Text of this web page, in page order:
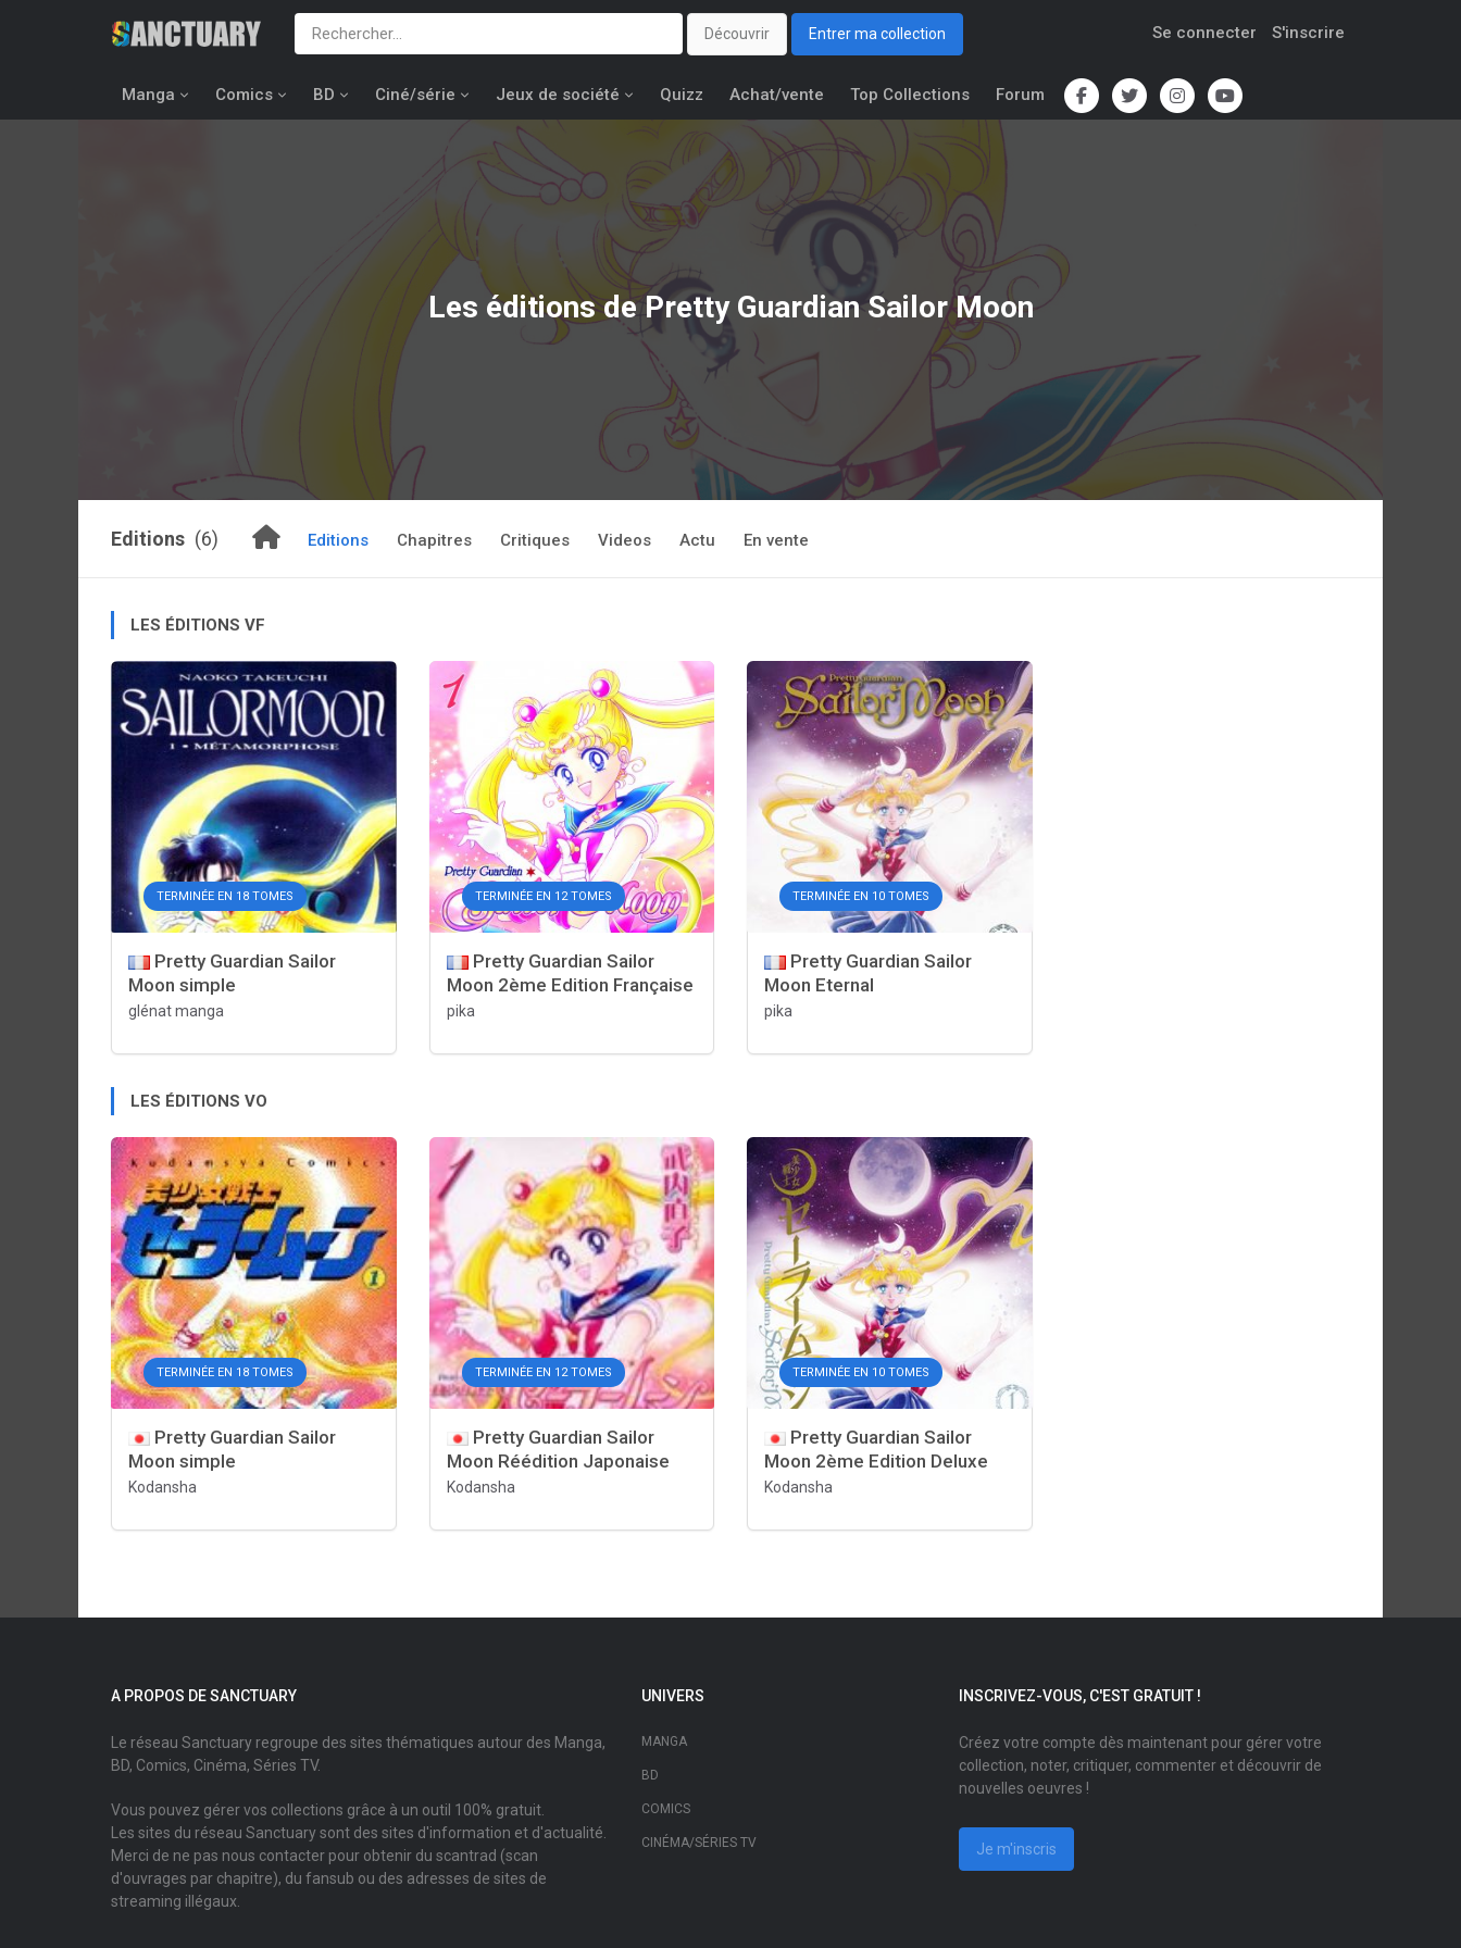
Découvrir Entrer ma collection Se connecter S'inscrire
Manga Comics BD Ciné/série Jeux de société Quizz Achat/vente Top Collections Forum
Les éditions dePretty Guardian Sailor Moon
Editions (6) Editions Chapitres Critiques Videos Actu En vente
LES ÉDITIONS VF
TERMINÉE EN 18 TOMES
Pretty Guardian Sailor
Moon simple
glénat manga
TERMINÉE EN 12 TOMES
Pretty Guardian Sailor
Moon 2ème Edition Française
pika
TERMINÉE EN 10 TOMES
Pretty Guardian Sailor
Moon Eternal
pika
LES ÉDITIONS VO
TERMINÉE EN 18 TOMES
Pretty Guardian Sailor
Moon simple
Kodansha
TERMINÉE EN 12 TOMES
Pretty Guardian Sailor
Moon Réédition Japonaise
Kodansha
TERMINÉE EN 10 TOMES
Pretty Guardian Sailor
Moon 2ème Edition Deluxe
Kodansha
A PROPOS DE SANCTUARY
Le réseau Sanctuary regroupe des sites thématiques autour des Manga,
BD, Comics, Cinéma, Séries TV.
Vous pouvez gérer vos collections grâce à un outil 100% gratuit.
Les sites du réseau Sanctuary sont des sites d'information et d'actualité.
Merci de ne pas nous contacter pour obtenir du scantrad (scan
d'ouvrages par chapitre), du fansub ou des adresses de sites de
streaming illégaux.
UNIVERS
MANGA
BD
COMICS
CINÉMA/SÉRIES TV
INSCRIVEZ-VOUS, C'EST GRATUIT !
Créez votre compte dès maintenant pour gérer votre
collection, noter, critiquer, commenter et découvrir de
nouvelles oeuvres !
Je m'inscris